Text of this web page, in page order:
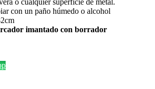
o cualquier superficie de metal.
con un paño húmedo o alcohol
imantado con borrador